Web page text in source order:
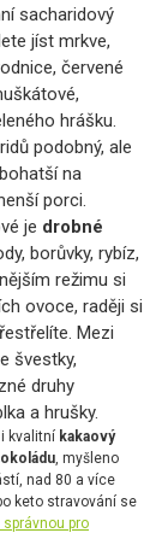
sacharidový
jíst mrkve,
červené
hrášku.
podobný, ale
na
porci.
je drobné
borůvky, rybíz,
režimu si
ovoce, raději si
Mezi
švestky,
druhy
a hrušky.
kvalitní kakaový
, myšleno
nad 80 a více
keto stravování se
pro